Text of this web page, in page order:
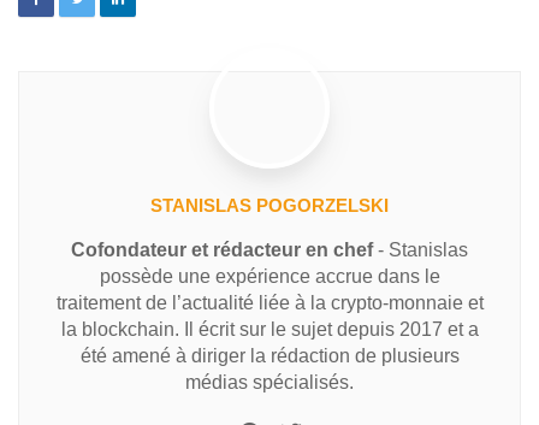
STANISLAS POGORZELSKI
Cofondateur et rédacteur en chef- Stanislas
possède une expérience accrue dans le
traitement de l’actualité liée à la crypto-monnaie et
la blockchain. Il écrit sur le sujet depuis 2017 et a
été amené à diriger la rédaction de plusieurs
médias spécialisés.